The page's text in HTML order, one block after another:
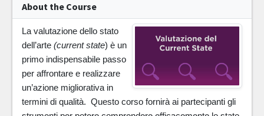
About the Course
La valutazione dello stato
dell’arte (current state) è un
primo indispensabile passo
per affrontare e realizzare
un’azione migliorativa in
termini di qualità. Questo corso fornirà ai partecipanti gli